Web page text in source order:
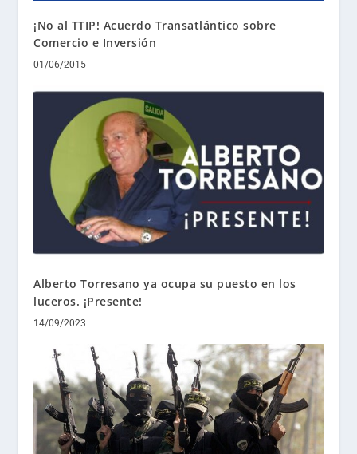
¡No al TTIP! Acuerdo Transatlántico sobre
Comercio e Inversión
01/06/2015
Alberto Torresano ya ocupa su puesto en los
luceros. ¡Presente!
14/09/2023